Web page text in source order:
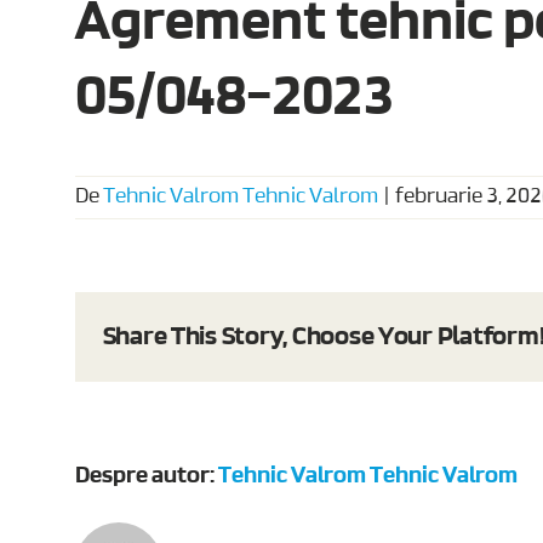
Agrement tehnic
05/048-2023
DeTehnic Valrom Tehnic Valrom februarie 3,
Share This Story, Choose Your
Despre autor:Tehnic Valrom Tehnic Valrom